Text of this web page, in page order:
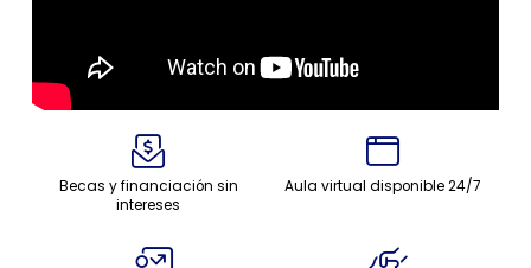
Becas y financiación sin
intereses
Aula virtual disponible 24/7